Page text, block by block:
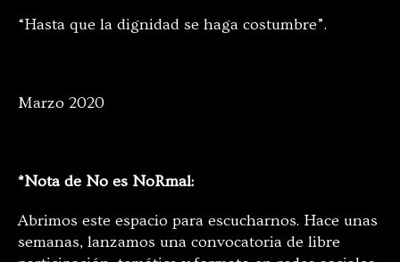
“Hasta que la dignidad se haga costumbre”.
Marzo 2020
*Nota de No es NoRmal:
Abrimos este espacio para escucharnos. Hace unas
semanas, lanzamos una convocatoria de libre